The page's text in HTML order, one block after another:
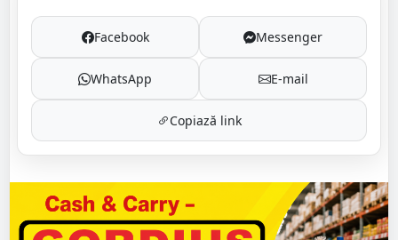
Facebook Messenger
WhatsApp E-mail
Copiază link